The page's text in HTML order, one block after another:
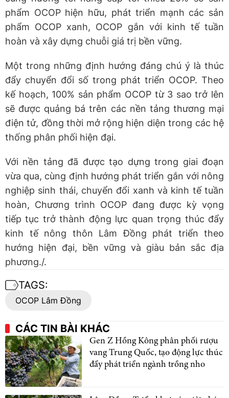
phẩm OCOP hiện hữu, phát triển mạnh các sản
phẩm OCOP xanh, OCOP gắn với kinh tế tuần
hoàn và xây dựng chuỗi giá trị bền vững.
Một trong những định hướng đáng chú ý là thúc
đẩy chuyển đổi số trong phát triển OCOP. Theo
kế hoạch, 100% sản phẩm OCOP từ 3 sao trở lên
sẽ được quảng bá trên các nền tảng thương mại
điện tử, đồng thời mở rộng hiện diện trong các hệ
thống phân phối hiện đại.
Với nền tảng đã được tạo dựng trong giai đoạn
vừa qua, cùng định hướng phát triển gắn với nông
nghiệp sinh thái, chuyển đổi xanh và kinh tế tuần
hoàn, Chương trình OCOP đang được kỳ vọng
tiếp tục trở thành động lực quan trọng thúc đẩy
kinh tế nông thôn Lâm Đồng phát triển theo
hướng hiện đại, bền vững và giàu bản sắc địa
phương./.
TAGS:
OCOP Lâm Đồng
CÁC TIN BÀI KHÁC
Gen Z Hồng Kông phân phối rượu
vang Trung Quốc, tạo động lực thúc
đẩy phát triển ngành trồng nho